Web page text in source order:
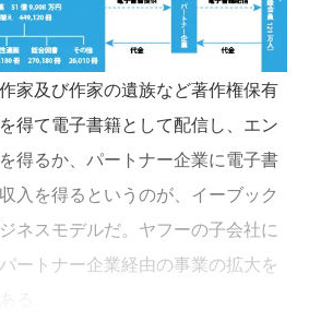
家及び作家の遺族など著作権保有
得て電子書籍として配信し、エン
得るか、パートナー企業に電子書
入を得るというのが、イーブック
ネスモデルだ。ヤフーの子会社に
ートナー企業経由の事業の拡大を